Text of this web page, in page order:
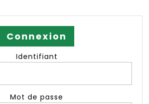
Connexion
Identifiant
Mot de passe